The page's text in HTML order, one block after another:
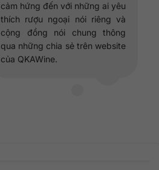
cảm hứng đến với những ai yêu
thích rượu ngoại nói riêng và
cộng đồng nói chung thông
qua những chia sẻ trên website
của QKAWine.